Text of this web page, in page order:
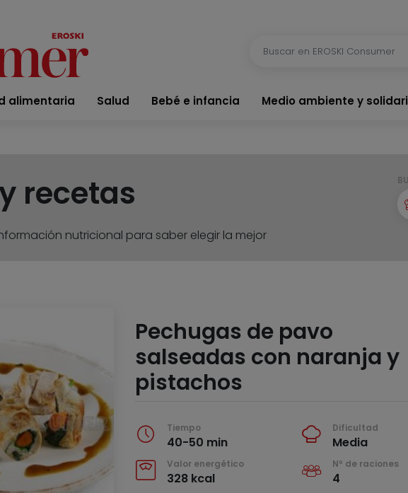
alimentaria Salud Bebé e infancia Medio ambiente y
recetas
nutricional para saber elegir la mejor
Pechugas de pavo
salseadas con naranja y
pistachos
Tiempo
40-50 min
Dificultad
Media
Valor energético
328 kcal
Nº de raciones
4